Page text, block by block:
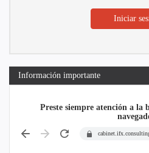
Iniciar
Información importante
Preste siempre atención a la